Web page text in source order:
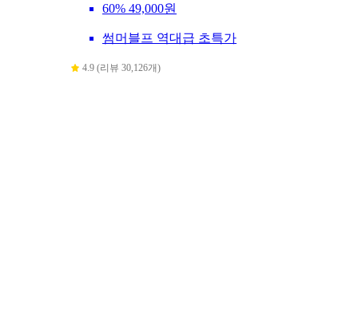
60% 49,000원
썸머블프 역대급 초특가
4.9 (리뷰 30,126개)